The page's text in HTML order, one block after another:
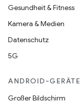
Gesundheit & Fitness
Kamera & Medien
Datenschutz
5G
ANDROID-GERÄTE
Großer Bildschirm